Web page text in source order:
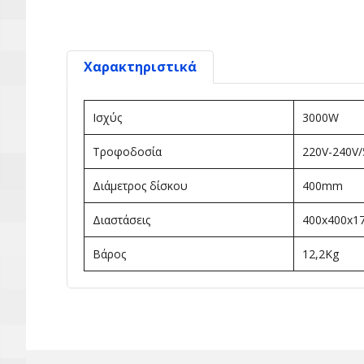
Χαρακτηριστικά
Ισχύς 3000W
Τροφοδοσία 220V-
Διάμετρος δίσκου 400mm
Διαστάσεις
Βάρος 12,2Kg